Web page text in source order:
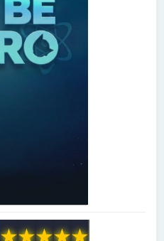
★
★
★
★
★